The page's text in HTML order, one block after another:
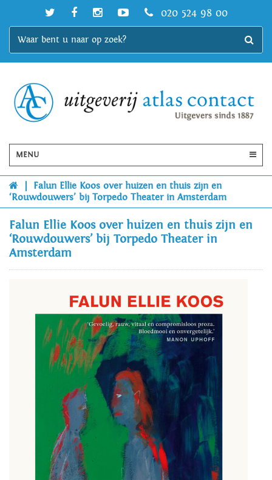
020 524 98 00
MENU
Falun Ellie Koos over huizen en thuis zijn en
‘Rouwdouwers’ bij Torpedo Theater in Amsterdam
Falun Ellie Koos over huizen en thuis zijn en
‘Rouwdouwers’ bij Torpedo Theater in
Amsterdam